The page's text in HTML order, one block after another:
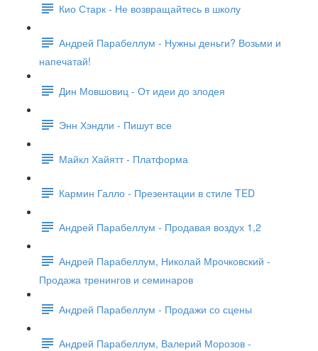
Кио Старк - Не возвращайтесь в школу
Андрей Парабеллум - Нужны деньги? Возьми и
напечатай!
Дин Мовшовиц - От идеи до злодея
Энн Хэндли - Пишут все
Майкл Хайятт - Платформа
Кармин Галло - Презентации в стиле TED
Андрей Парабеллум - Продавая воздух 1,2
Андрей Парабеллум, Николай Мрочковский -
Продажа тренингов и семинаров
Андрей Парабеллум - Продажи со сцены
Андрей Парабеллум, Валерий Морозов -